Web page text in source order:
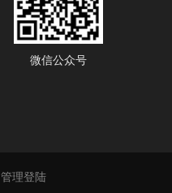
微信公众号
管理登陆